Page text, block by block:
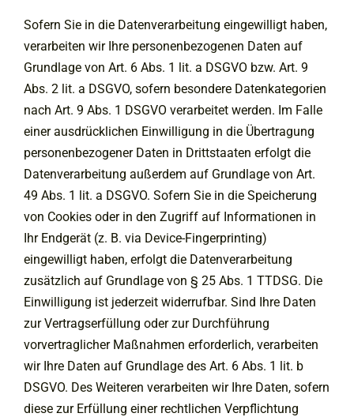
Sofern Sie in die Datenverarbeitung eingewilligt haben,
verarbeiten wir Ihre personenbezogenen Daten auf
Grundlage von Art. 6 Abs. 1 lit. a DSGVO bzw. Art. 9
Abs. 2 lit. a DSGVO, sofern besondere Datenkategorien
nach Art. 9 Abs. 1 DSGVO verarbeitet werden. Im Falle
einer ausdrücklichen Einwilligung in die Übertragung
personenbezogener Daten in Drittstaaten erfolgt die
Datenverarbeitung außerdem auf Grundlage von Art.
49 Abs. 1 lit. a DSGVO. Sofern Sie in die Speicherung
von Cookies oder in den Zugriff auf Informationen in
Ihr Endgerät (z. B. via Device-Fingerprinting)
eingewilligt haben, erfolgt die Datenverarbeitung
zusätzlich auf Grundlage von § 25 Abs. 1 TTDSG. Die
Einwilligung ist jederzeit widerrufbar. Sind Ihre Daten
zur Vertragserfüllung oder zur Durchführung
vorvertraglicher Maßnahmen erforderlich, verarbeiten
wir Ihre Daten auf Grundlage des Art. 6 Abs. 1 lit. b
DSGVO. Des Weiteren verarbeiten wir Ihre Daten, sofern
diese zur Erfüllung einer rechtlichen Verpflichtung